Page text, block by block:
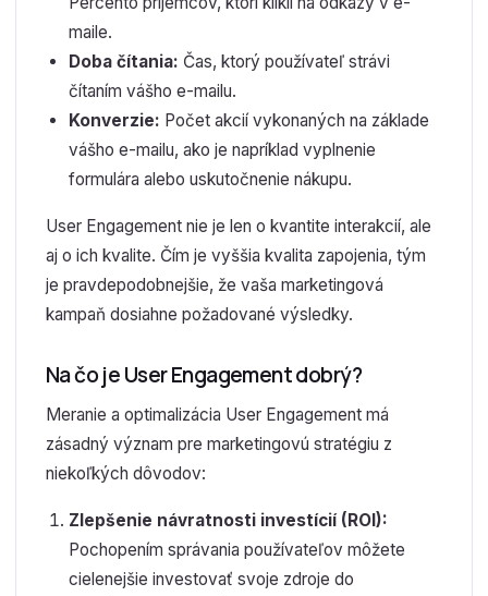
maile.
Doba čítania: Čas, ktorý používateľ strávi
čítaním vášho e-mailu.
Konverzie: Počet akcií vykonaných na základe
vášho e-mailu, ako je napríklad vyplnenie
formulára alebo uskutočnenie nákupu.
User Engagement nie je len o kvantite interakcií, ale
aj o ich kvalite. Čím je vyššia kvalita zapojenia, tým
je pravdepodobnejšie, že vaša marketingová
kampaň dosiahne požadované výsledky.
Na čo je User Engagement dobrý?
Meranie a optimalizácia User Engagement má
zásadný význam pre marketingovú stratégiu z
niekoľkých dôvodov:
Zlepšenie návratnosti investícií (ROI):
Pochopením správania používateľov môžete
cielenejšie investovať svoje zdroje do